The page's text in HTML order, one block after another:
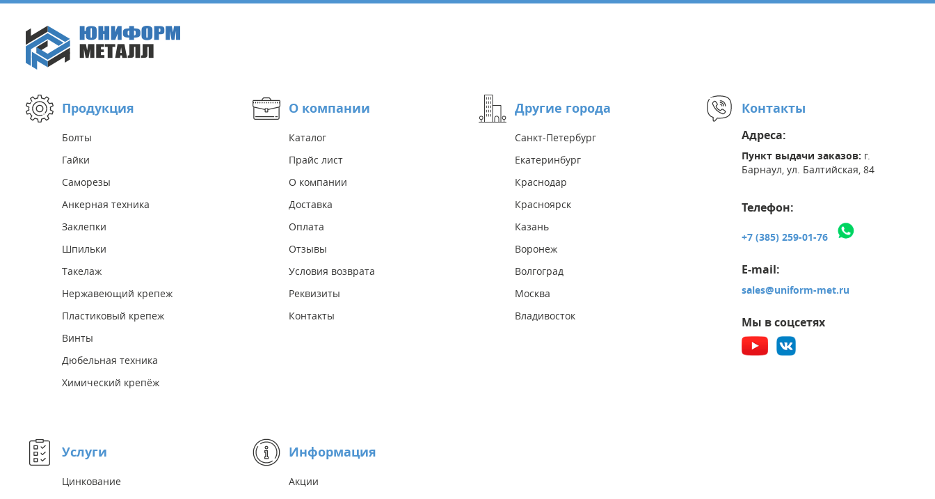
Продукция
Болты
Гайки
Саморезы
Анкерная техника
Заклепки
Шпильки
Такелаж
Нержавеющий крепеж
Пластиковый крепеж
Винты
Дюбельная техника
Химический крепёж
Услуги
Цинкование
О компании
Каталог
Прайс лист
О компании
Доставка
Оплата
Отзывы
Условия возврата
Реквизиты
Контакты
Информация
Акции
Другие города
Санкт-Петербург
Екатеринбург
Краснодар
Красноярск
Казань
Воронеж
Волгоград
Москва
Владивосток
Контакты
Адреса:
Пункт выдачи заказов: г.
Барнаул, ул. Балтийская, 84
Телефон:
+7 (385) 259-01-76
E-mail:
sales@uniform-met.ru
Мы в соцсетях